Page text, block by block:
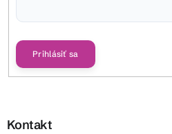
Prihlásiť sa
Kontakt